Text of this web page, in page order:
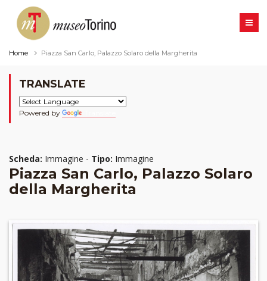
Home Piazza San Carlo, Palazzo Solaro della Margherita
TRANSLATE
Powered by
Scheda: Immagine - Tipo: Immagine
Piazza San Carlo, Palazzo Solaro
della Margherita